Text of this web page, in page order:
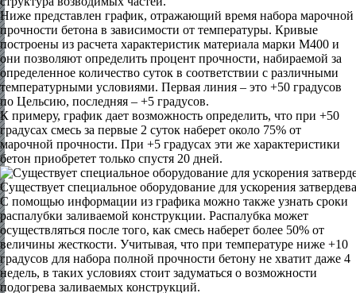
Ниже представлен график, отражающий время набора марочной
прочности бетона в зависимости от температуры. Кривые
построены из расчета характеристик материала марки М400 и
они позволяют определить процент прочности, набираемой за
определенное количество суток в соответствии с различными
температурными условиями. Первая линия – это +50 градусов
по Цельсию, последняя – +5 градусов.
К примеру, график дает возможность определить, что при +50
градусах смесь за первые 2 суток наберет около 75% от
марочной прочности. При +5 градусах эти же характеристики
бетон приобретет только спустя 20 дней.
Существует специальное оборудование для ускорения
С помощью информации из графика можно также узнать сроки
распалубки заливаемой конструкции. Распалубка может
осуществляться после того, как смесь наберет более 50% от
величины жесткости. Учитывая, что при температуре ниже +10
градусов для набора полной прочности бетону не хватит даже 4
недель, в таких условиях стоит задуматься о возможности
подогрева заливаемых конструкций.